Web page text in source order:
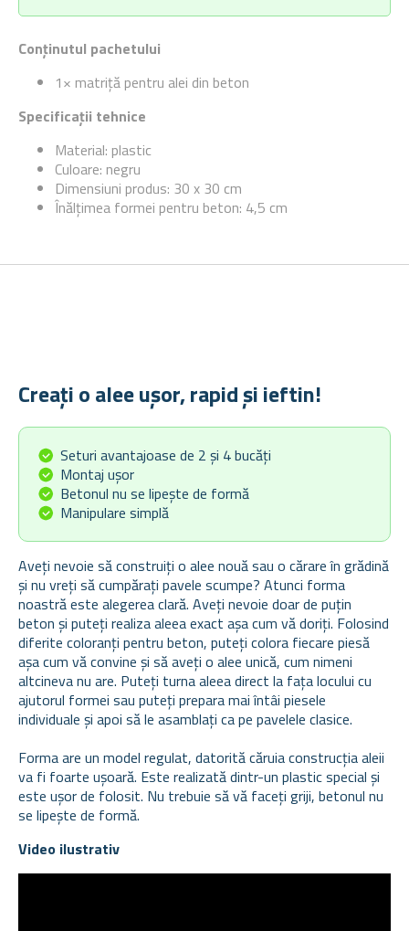
Conținutul pachetului
1× matriță pentru alei din beton
Specificații tehnice
Material: plastic
Culoare: negru
Dimensiuni produs: 30 x 30 cm
Înălțimea formei pentru beton: 4,5 cm
Creați o alee ușor, rapid și ieftin!
Seturi avantajoase de 2 și 4 bucăți
Montaj ușor
Betonul nu se lipește de formă
Manipulare simplă
Aveți nevoie să construiți o alee nouă sau o cărare în grădină
și nu vreți să cumpărați pavele scumpe? Atunci forma
noastră este alegerea clară. Aveți nevoie doar de puțin
beton și puteți realiza aleea exact așa cum vă doriți. Folosind
diferite coloranți pentru beton, puteți colora fiecare piesă
așa cum vă convine și să aveți o alee unică, cum nimeni
altcineva nu are. Puteți turna aleea direct la fața locului cu
ajutorul formei sau puteți prepara mai întâi piesele
individuale și apoi să le asamblați ca pe pavelele clasice.
Forma are un model regulat, datorită căruia construcția aleii
va fi foarte ușoară. Este realizată dintr-un plastic special și
este ușor de folosit. Nu trebuie să vă faceți griji, betonul nu
se lipește de formă.
Video ilustrativ